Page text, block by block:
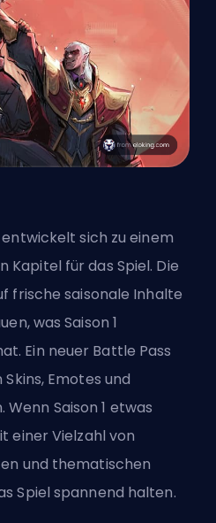
entwickelt sich zu einem
für das Spiel. Die
frische saisonale Inhalte
was Saison 1
Ein neuer Battle Pass
, Emotes und
Saison 1 etwas
einer Vielzahl von
und thematischen
Spiel spannend halten.